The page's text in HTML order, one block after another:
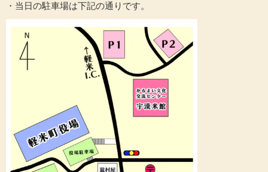
・当日の駐車場は下記の通りです。